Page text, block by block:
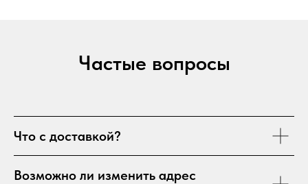
Частые вопросы
Что с доставкой?
Возможно ли изменить адрес